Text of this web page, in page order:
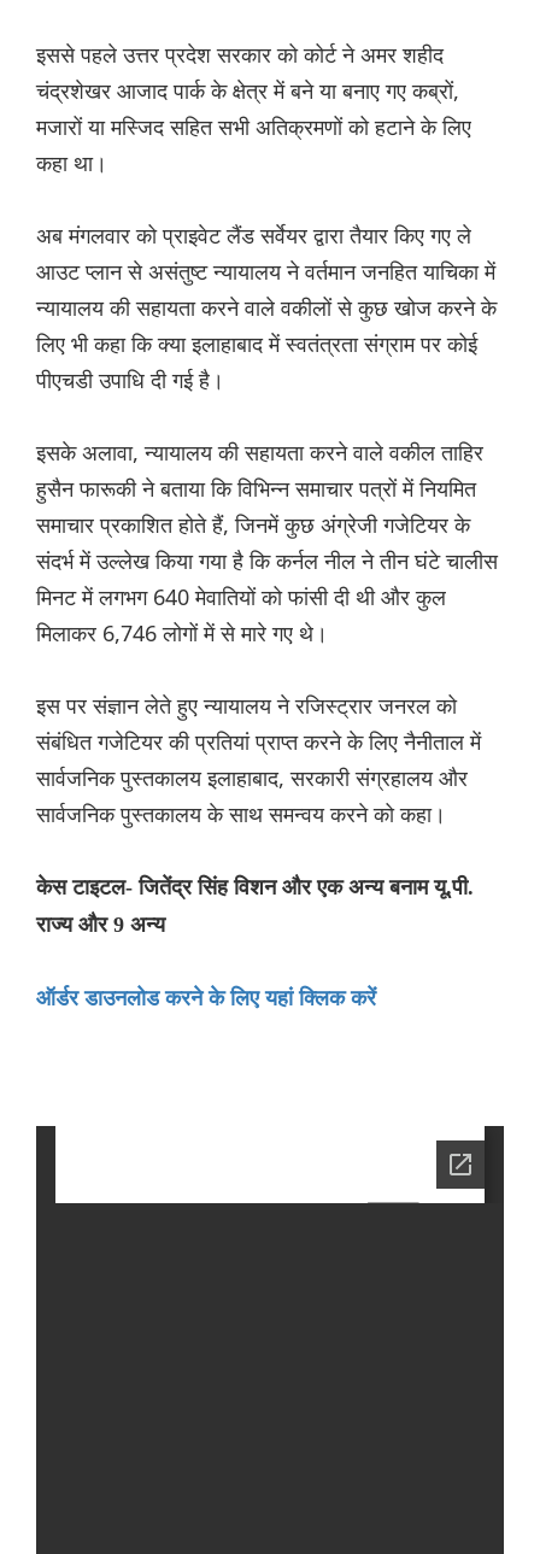
इससे पहले उत्तर प्रदेश सरकार को कोर्ट ने अमर शहीद
चंद्रशेखर आजाद पार्क के क्षेत्र में बने या बनाए गए कब्रों,
मजारों या मस्जिद सहित सभी अतिक्रमणों को हटाने के लिए
कहा था।
अब मंगलवार को प्राइवेट लैंड सर्वेयर द्वारा तैयार किए गए ले
आउट प्लान से असंतुष्ट न्यायालय ने वर्तमान जनहित याचिका में
न्यायालय की सहायता करने वाले वकीलों से कुछ खोज करने के
लिए भी कहा कि क्या इलाहाबाद में स्वतंत्रता संग्राम पर कोई
पीएचडी उपाधि दी गई है।
इसके अलावा, न्यायालय की सहायता करने वाले वकील ताहिर
हुसैन फारूकी ने बताया कि विभिन्न समाचार पत्रों में नियमित
समाचार प्रकाशित होते हैं, जिनमें कुछ अंग्रेजी गजेटियर के
संदर्भ में उल्लेख किया गया है कि कर्नल नील ने तीन घंटे चालीस
मिनट में लगभग 640 मेवातियों को फांसी दी थी और कुल
मिलाकर 6,746 लोगों में से मारे गए थे।
इस पर संज्ञान लेते हुए न्यायालय ने रजिस्ट्रार जनरल को
संबंधित गजेटियर की प्रतियां प्राप्त करने के लिए नैनीताल में
सार्वजनिक पुस्तकालय इलाहाबाद, सरकारी संग्रहालय और
सार्वजनिक पुस्तकालय के साथ समन्वय करने को कहा।
केस टाइटल- जितेंद्र सिंह विशन और एक अन्य बनाम यू.पी.
राज्य और 9 अन्य
ऑर्डर डाउनलोड करने के लिए यहां क्लिक करें